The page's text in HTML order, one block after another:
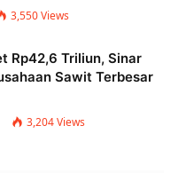
3,550Views
Rp42,6 Triliun, Sinar
Sawit Terbesar
3,204Views